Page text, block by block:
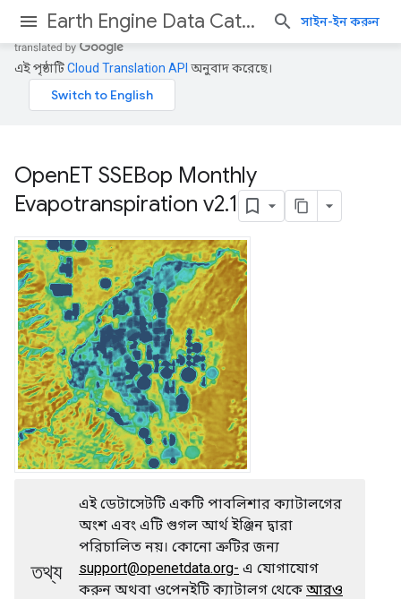
Earth Engine Data Catalog সাইন-ইন করুন
এই পৃষ্ঠাটিCloud Translation API অনুবাদ করেছে।
OpenET SSEBop Monthly
Evapotranspiration v2.1
তথ্য
এই ডেটাসেটটি একটি পাবলিশার ক্যাটালগের
অংশ এবং এটি গুগল আর্থ ইঞ্জিন দ্বারা
পরিচালিত নয়। কোনো ত্রুটির জন্য
support@openetdata.org- এ যোগাযোগ
করুন অথবা ওপেনইটি ক্যাটালগ থেকে আরও